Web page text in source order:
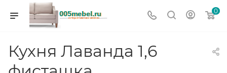
0
Кухня Лаванда 1,6